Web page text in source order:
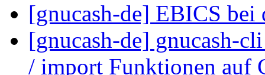
[gnucash-de] EBICS
[gnucash-de] gnucash-
/ import Funktionen auf